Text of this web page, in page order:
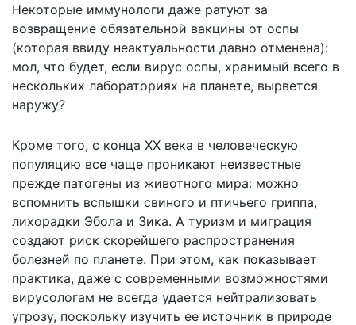
Некоторые иммунологи даже ратуют за
возвращение обязательной вакцины от оспы
(которая ввиду неактуальности давно отменена):
мол, что будет, если вирус оспы, хранимый всего в
нескольких лабораториях на планете, вырвется
наружу?
Кроме того, с конца XX века в человеческую
популяцию все чаще проникают неизвестные
прежде патогены из животного мира: можно
вспомнить вспышки свиного и птичьего гриппа,
лихорадки Эбола и Зика. А туризм и миграция
создают риск скорейшего распространения
болезней по планете. При этом, как показывает
практика, даже с современными возможностями
вирусологам не всегда удается нейтрализовать
угрозу, поскольку изучить ее источник в природе